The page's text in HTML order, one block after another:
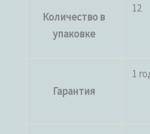
Количество в
упаковке
12
Гарантия
1